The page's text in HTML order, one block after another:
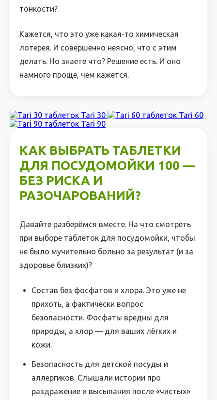
тонкости?
Кажется, что это уже какая-то химическая
лотерея. И совершенно неясно, что с этим
делать. Но знаете что? Решение есть. И оно
намного проще, чем кажется.
Tari 30
Tari 60
Tari 90
КАК ВЫБРАТЬ ТАБЛЕТКИ
ДЛЯ ПОСУДОМОЙКИ 100 —
БЕЗ РИСКА И
РАЗОЧАРОВАНИЙ?
Давайте разберёмся вместе. На что смотреть
при выборе таблеток для посудомойки, чтобы
не было мучительно больно за результат (и за
здоровье близких)?
Состав без фосфатов и хлора. Это уже не
прихоть, а фактически вопрос
безопасности. Фосфаты вредны для
природы, а хлор — для ваших лёгких и
кожи.
Безопасность для детской посуды и
аллергиков. Слышали истории про
раздражение и высыпания после «чистых»